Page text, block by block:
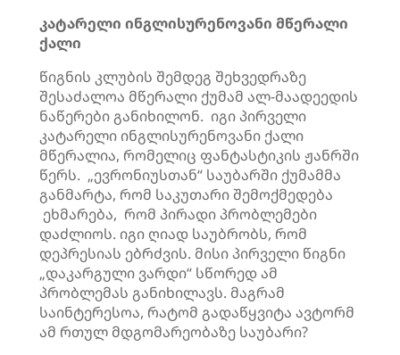
კატარელი ინგლისურენოვანი მწერალი
ქალი
წიგნის კლუბის შემდეგ შეხვედრაზე
შესაძალოა მწერალი ქუმამ ალ-მაადეედის
ნაწერები განიხილონ. იგი პირველი
კატარელი ინგლისურენოვანი ქალი
მწერალია, რომელიც ფანტასტიკის ჟანრში
წერს. „ევრონიუსთან“ საუბარში ქუმამმა
განმარტა, რომ საკუთარი შემოქმედება
ეხმარება, რომ პირადი პრობლემები
დაძლიოს. იგი ღიად საუბრობს, რომ
დეპრესიას ებრძვის. მისი პირველი წიგნი
„დაკარგული ვარდი“ სწორედ ამ
პრობლემას განიხილავს. მაგრამ
საინტერესოა, რატომ გადაწყვიტა ავტორმ
ამ რთულ მდგომარეობაზე საუბარი?